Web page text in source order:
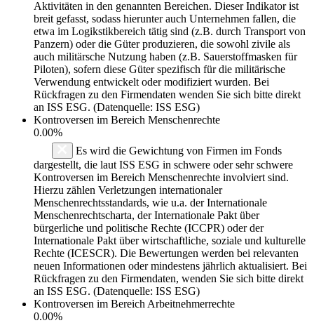
Aktivitäten in den genannten Bereichen. Dieser Indikator ist
breit gefasst, sodass hierunter auch Unternehmen fallen, die
etwa im Logikstikbereich tätig sind (z.B. durch Transport von
Panzern) oder die Güter produzieren, die sowohl zivile als
auch militärsche Nutzung haben (z.B. Sauerstoffmasken für
Piloten), sofern diese Güter spezifisch für die militärische
Verwendung entwickelt oder modifiziert wurden. Bei
Rückfragen zu den Firmendaten wenden Sie sich bitte direkt
an ISS ESG. (Datenquelle: ISS ESG)
Kontroversen im Bereich Menschenrechte
0.00%
Es wird die Gewichtung von Firmen im Fonds
dargestellt, die laut ISS ESG in schwere oder sehr schwere
Kontroversen im Bereich Menschenrechte involviert sind.
Hierzu zählen Verletzungen internationaler
Menschenrechtsstandards, wie u.a. der Internationale
Menschenrechtscharta, der Internationale Pakt über
bürgerliche und politische Rechte (ICCPR) oder der
Internationale Pakt über wirtschaftliche, soziale und kulturelle
Rechte (ICESCR). Die Bewertungen werden bei relevanten
neuen Informationen oder mindestens jährlich aktualisiert. Bei
Rückfragen zu den Firmendaten, wenden Sie sich bitte direkt
an ISS ESG. (Datenquelle: ISS ESG)
Kontroversen im Bereich Arbeitnehmerrechte
0.00%